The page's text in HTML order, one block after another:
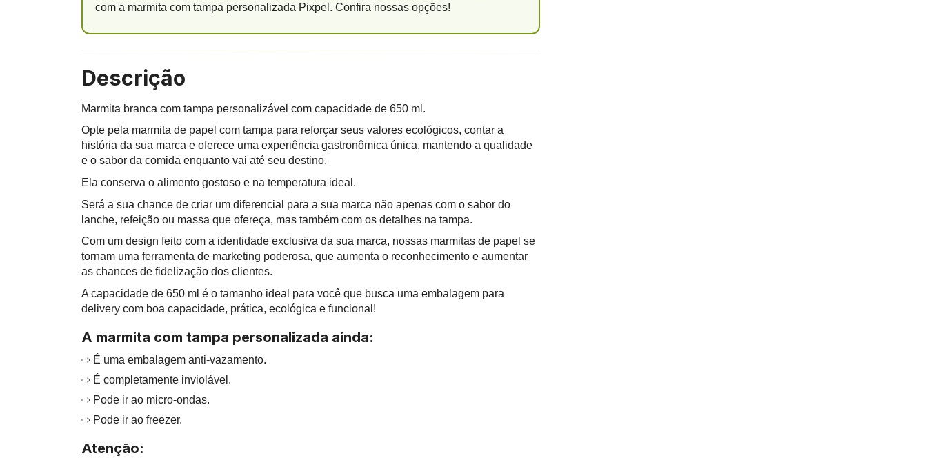
com a marmita com tampa personalizada Pixpel. Confira nossas opções!
Descrição
Marmita branca com tampa personalizável com capacidade de 650 ml.
Opte pela marmita de papel com tampa para reforçar seus valores ecológicos, contar a
história da sua marca e oferece uma experiência gastronômica única, mantendo a qualidade
e o sabor da comida enquanto vai até seu destino.
Ela conserva o alimento gostoso e na temperatura ideal.
Será a sua chance de criar um diferencial para a sua marca não apenas com o sabor do
lanche, refeição ou massa que ofereça, mas também com os detalhes na tampa.
Com um design feito com a identidade exclusiva da sua marca, nossas marmitas de papel se
tornam uma ferramenta de marketing poderosa, que aumenta o reconhecimento e aumentar
as chances de fidelização dos clientes.
A capacidade de 650 ml é o tamanho ideal para você que busca uma embalagem para
delivery com boa capacidade, prática, ecológica e funcional!
A marmita com tampa personalizada ainda:
⇨ É uma embalagem anti-vazamento.
⇨ É completamente inviolável.
⇨ Pode ir ao micro-ondas.
⇨ Pode ir ao freezer.
Atenção: